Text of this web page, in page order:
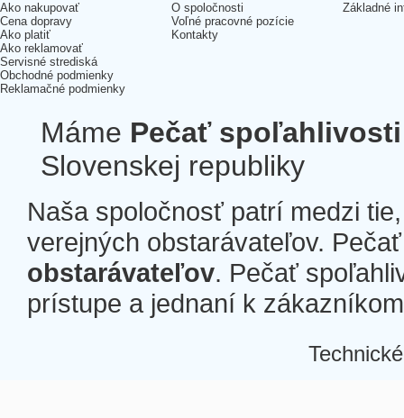
Ako nakupovať
Cena dopravy
Ako platiť
Ako reklamovať
Servisné strediská
Obchodné podmienky
Reklamačné podmienky
O spoločnosti
Voľné pracovné pozície
Kontakty
Základné
Máme Pečať spoľahlivosti
Slovenskej republiky
Naša spoločnosť patrí medzi
verejných obstarávateľov.
obstarávateľov. Pečať
prístupe a jednaní k